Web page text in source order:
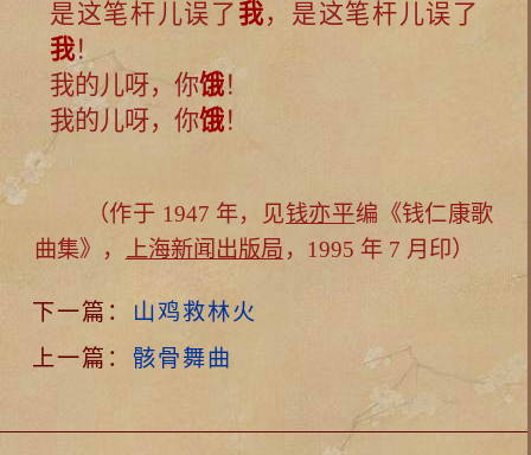
是这笔杆儿误了 我，是这笔杆儿误了
我！
我的儿呀，你饿！
我的儿呀，你饿！
（作于 1947 年，见钱亦平编《钱仁康歌
曲集》，
上海新闻出版局 ，1995 年 7 月印）
下一篇：
山鸡救林火
上一篇： 骸骨舞曲